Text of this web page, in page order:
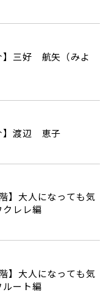
】三好 航矢（みよ
】渡辺 恵子
】大人になっても気
レレ編
】大人になっても気
ート編